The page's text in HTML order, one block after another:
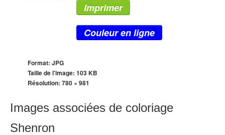
Imprimer
Couleur en ligne
Format: JPG
Taille de l'image: 103 KB
Résolution: 780 × 981
Images associées de coloriage
Shenron